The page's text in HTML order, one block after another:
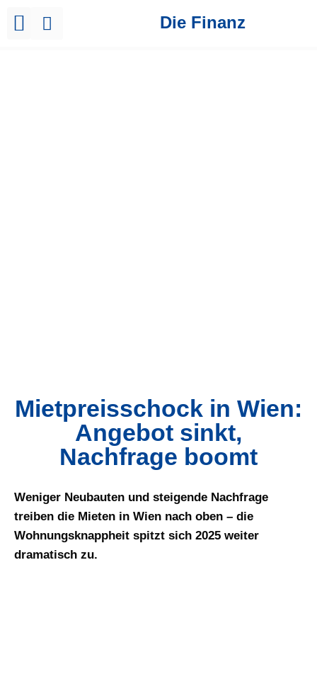
Die Finanz
Mietpreisschock in Wien:
Angebot sinkt,
Nachfrage boomt
Weniger Neubauten und steigende Nachfrage
treiben die Mieten in Wien nach oben – die
Wohnungsknappheit spitzt sich 2025 weiter
dramatisch zu.